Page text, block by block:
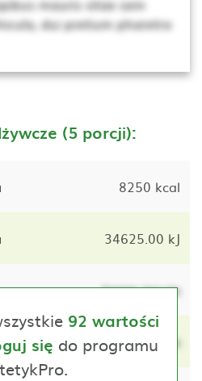
mauris vitae sem
dui pretium pharetra
(5 porcji):
8250 kcal
34625.00 kJ
lorem ipsum
lorem ipsum
92 wartości
się do programu